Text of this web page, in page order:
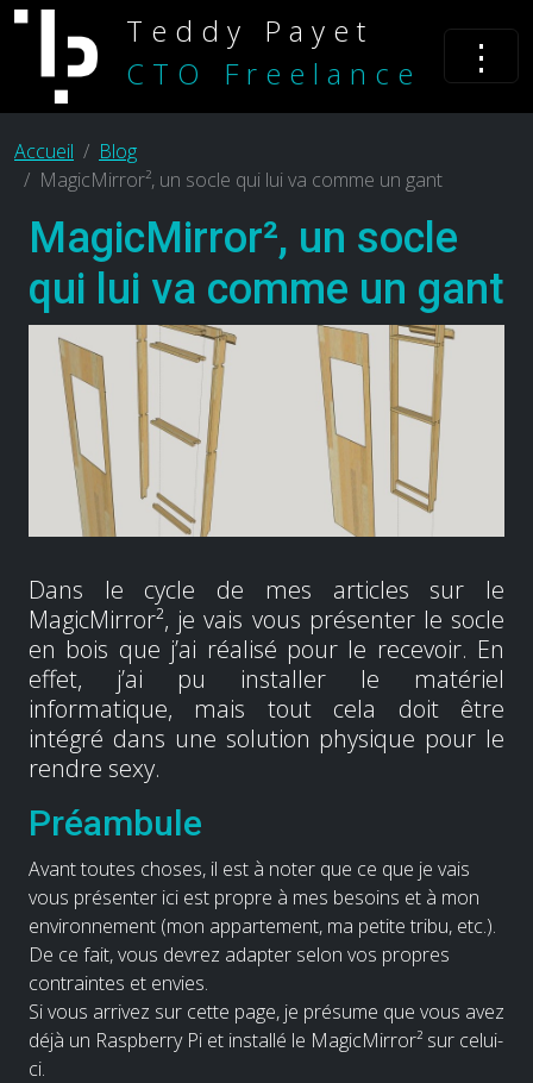
Teddy Payet
CTO Freelance
⋮
Accueil
Blog
MagicMirror², un socle qui lui va comme un gant
MagicMirror², un socle
qui lui va comme un gant
Dans le cycle de mes articles sur le
MagicMirror², je vais vous présenter le socle
en bois que j’ai réalisé pour le recevoir. En
effet, j’ai pu installer le matériel
informatique, mais tout cela doit être
intégré dans une solution physique pour le
rendre sexy.
Préambule
Avant toutes choses, il est à noter que ce que je vais
vous présenter ici est propre à mes besoins et à mon
environnement (mon appartement, ma petite tribu, etc.).
De ce fait, vous devrez adapter selon vos propres
contraintes et envies.
Si vous arrivez sur cette page, je présume que vous avez
déjà un Raspberry Pi et installé le MagicMirror² sur celui-
ci.